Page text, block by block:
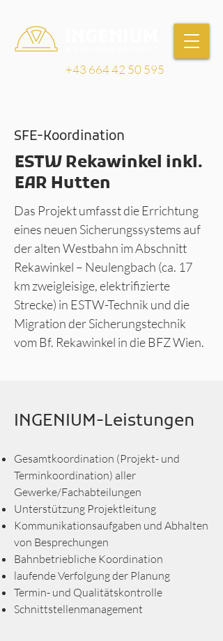
+43 664 42 50 595
SFE-Koordination
ESTW Rekawinkel inkl.
EAR Hutten
Das Projekt umfasst die Errichtung
eines neuen Sicherungssystems auf
der alten Westbahn im Abschnitt
Rekawinkel – Neulengbach (ca. 17
km zweigleisige, elektrifizierte
Strecke) in ESTW-Technik und die
Migration der Sicherungstechnik
vom Bf. Rekawinkel in die BFZ Wien.
INGENIUM-Leistungen
Gesamtkoordination (Projekt- und
Terminkoordination) aller
Gewerke/Fachabteilungen
Unterstützung Projektleitung
Kommunikationsaufgaben und Abhalten
von Besprechungen
Bahnbetriebliche Koordination
laufende Verfolgung der Planung
Termin- und Qualitätskontrolle
Schnittstellenmanagement